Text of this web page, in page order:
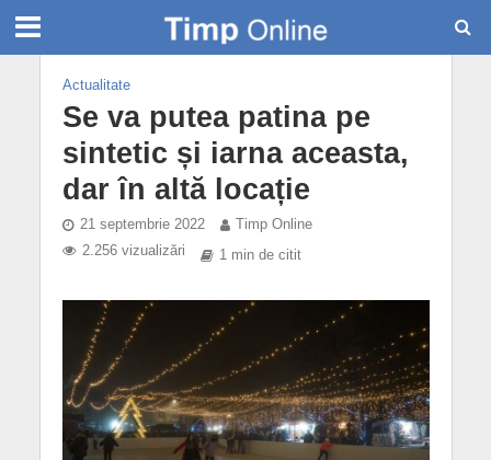
Actualitate
Se va putea patina pe
sintetic și iarna aceasta,
dar în altă locație
21 septembrie 2022
Timp Online
2.256 vizualizări
1 min de citit